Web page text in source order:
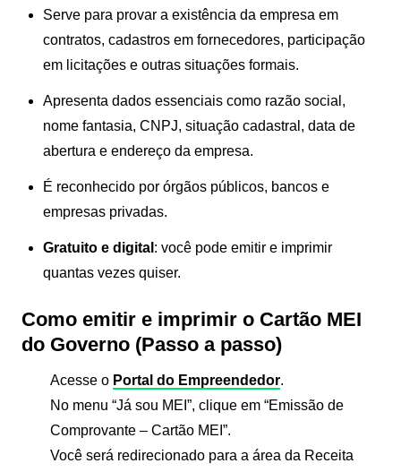
Serve para provar a existência da empresa em
contratos, cadastros em fornecedores, participação
em licitações e outras situações formais.
Apresenta dados essenciais como razão social,
nome fantasia, CNPJ, situação cadastral, data de
abertura e endereço da empresa.
É reconhecido por órgãos públicos, bancos e
empresas privadas.
Gratuito e digital : você pode emitir e imprimir
quantas vezes quiser.
Como emitir e imprimir o Cartão MEI
do Governo (Passo a passo)
Acesse o Portal do Empreendedor.
No menu “Já sou MEI”, clique em “Emissão de
Comprovante – Cartão MEI”.
Você será redirecionado para a área da Receita